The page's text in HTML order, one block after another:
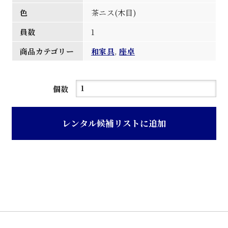
色
茶ニス(木目)
員数
1
商品カテゴリー
和家具,座卓
個数
茶
木
レンタル候補リストに追加